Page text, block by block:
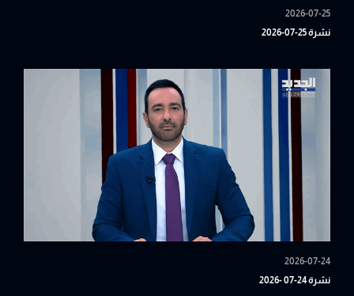
2026-07-25
نشرة 25-07-2026
2026-07-24
نشرة 24-07 -2026